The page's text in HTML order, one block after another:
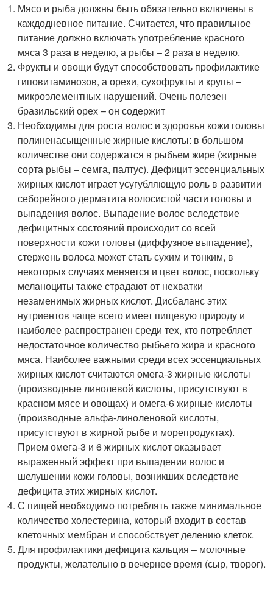
Мясо и рыба должны быть обязательно включены в
каждодневное питание. Считается, что правильное
питание должно включать употребление красного
мяса 3 раза в неделю, а рыбы – 2 раза в неделю.
Фрукты и овощи будут способствовать профилактике
гиповитаминозов, а орехи, сухофрукты и крупы –
микроэлементных нарушений. Очень полезен
бразильский орех – он содержит
Необходимы для роста волос и здоровья кожи головы
полиненасыщенные жирные кислоты: в большом
количестве они содержатся в рыбьем жире (жирные
сорта рыбы – семга, палтус). Дефицит эссенциальных
жирных кислот играет усугубляющую роль в развитии
себорейного дерматита волосистой части головы и
выпадения волос. Выпадение волос вследствие
дефицитных состояний происходит со всей
поверхности кожи головы (диффузное выпадение),
стержень волоса может стать сухим и тонким, в
некоторых случаях меняется и цвет волос, поскольку
меланоциты также страдают от нехватки
незаменимых жирных кислот. Дисбаланс этих
нутриентов чаще всего имеет пищевую природу и
наиболее распространен среди тех, кто потребляет
недостаточное количество рыбьего жира и красного
мяса. Наиболее важными среди всех эссенциальных
жирных кислот считаются омега-3 жирные кислоты
(производные линолевой кислоты, присутствуют в
красном мясе и овощах) и омега-6 жирные кислоты
(производные альфа-линоленовой кислоты,
присутствуют в жирной рыбе и морепродуктах).
Прием омега-3 и 6 жирных кислот оказывает
выраженный эффект при выпадении волос и
шелушении кожи головы, возникших вследствие
дефицита этих жирных кислот.
С пищей необходимо потреблять также минимальное
количество холестерина, который входит в состав
клеточных мембран и способствует делению клеток.
Для профилактики дефицита кальция – молочные
продукты, желательно в вечернее время (сыр, творог).